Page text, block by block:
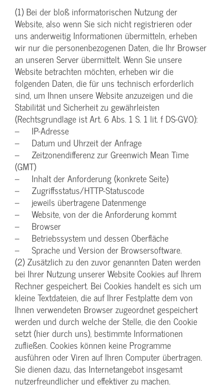
(1) Bei der bloß informatorischen Nutzung der
Website, also wenn Sie sich nicht registrieren oder
uns anderweitig Informationen übermitteln, erheben
wir nur die personenbezogenen Daten, die Ihr Browser
an unseren Server übermittelt. Wenn Sie unsere
Website betrachten möchten, erheben wir die
folgenden Daten, die für uns technisch erforderlich
sind, um Ihnen unsere Website anzuzeigen und die
Stabilität und Sicherheit zu gewährleisten
(Rechtsgrundlage ist Art. 6 Abs. 1 S. 1 lit. f DS-GVO):
– IP-Adresse
– Datum und Uhrzeit der Anfrage
– Zeitzonendifferenz zur Greenwich Mean Time
(GMT)
– Inhalt der Anforderung (konkrete Seite)
– Zugriffsstatus/HTTP-Statuscode
– jeweils übertragene Datenmenge
– Website, von der die Anforderung kommt
– Browser
– Betriebssystem und dessen Oberfläche
– Sprache und Version der Browsersoftware.
(2) Zusätzlich zu den zuvor genannten Daten werden
bei Ihrer Nutzung unserer Website Cookies auf Ihrem
Rechner gespeichert. Bei Cookies handelt es sich um
kleine Textdateien, die auf Ihrer Festplatte dem von
Ihnen verwendeten Browser zugeordnet gespeichert
werden und durch welche der Stelle, die den Cookie
setzt (hier durch uns), bestimmte Informationen
zufließen. Cookies können keine Programme
ausführen oder Viren auf Ihren Computer übertragen.
Sie dienen dazu, das Internetangebot insgesamt
nutzerfreundlicher und effektiver zu machen.